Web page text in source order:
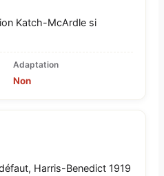
Katch-McArdle si
Adaptation
Non
Harris-Benedict 1919